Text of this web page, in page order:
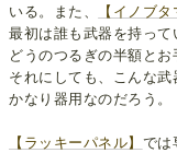
いる。また、
【イノブ
最初は誰も武器を持っ
どうのつるぎの半額とお
それにしても、こんな武
かなり器用なのだろう。
【ラッキーパネル】 では